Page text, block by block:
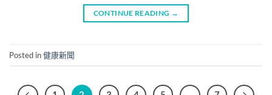
CONTINUE READING →
Posted in健康新聞